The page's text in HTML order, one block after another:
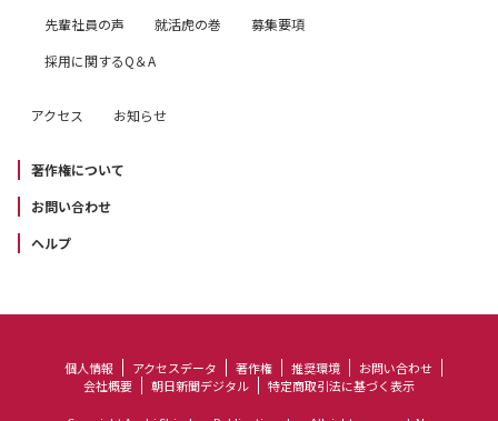
48 （2）新型コロナウイルス以外で入試の注目テーマ
80 （3）受験本番までの残り時間、追い込み勉強どうす
ればいい？
先輩社員の声
就活虎の巻
募集要項
採用に関するQ＆A
アクセス お知らせ
著作権について
お問い合わせ
ヘルプ
個人情報 アクセスデータ 著作権 推奨環境
お問い合わせ
会社概要
朝日新聞デジタル 特定商取引法に基づく表示